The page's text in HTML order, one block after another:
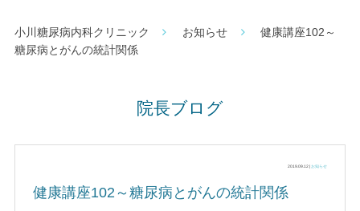
小川糖尿病内科クリニック お知らせ
健康講座102～
糖尿病とがんの統計関係
院長ブログ
2019.09.12 |お知らせ
健康講座102～糖尿病とがんの統計関係